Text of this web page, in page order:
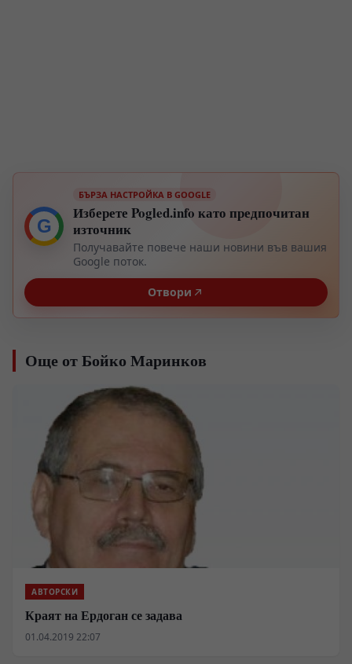
G
БЪРЗА НАСТРОЙКА В GOOGLE
Изберете Pogled.info като предпочитан
източник
Получавайте повече наши новини във вашия
Google поток.
Отвори
Още от Бойко Маринков
АВТОРСКИ
Краят на Ердоган се задава
01.04.2019 22:07